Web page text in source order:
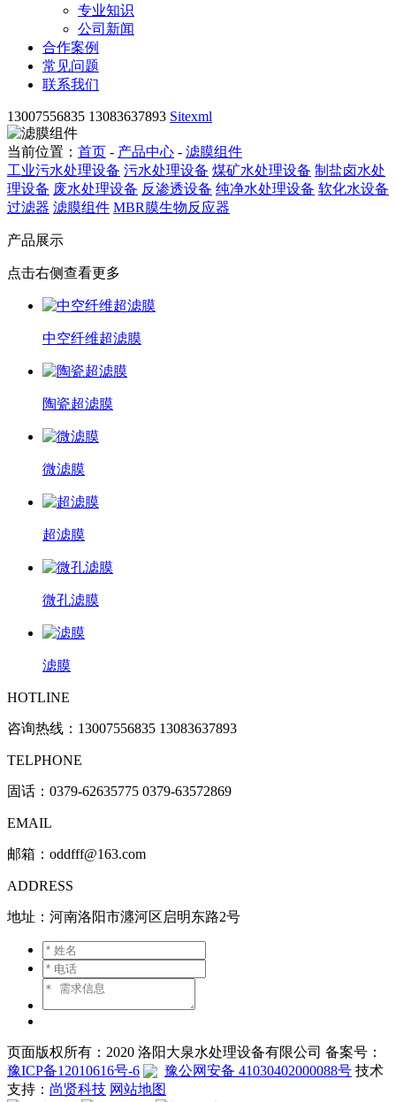
专业知识
公司新闻
合作案例
常见问题
联系我们
13007556835 13083637893 Sitexml
当前位置： 首页 - 产品中心 - 滤膜组件
工业污水处理设备 污水处理设备 煤矿水处理设备 制盐卤水处
理设备 废水处理设备 反渗透设备 纯净水处理设备 软化水设备
过滤器 滤膜组件 MBR膜生物反应器
产品展示
点击右侧查看更多
中空纤维超滤膜
陶瓷超滤膜
微滤膜
超滤膜
微孔滤膜
滤膜
HOTLINE
咨询热线： 13007556835 13083637893
TELPHONE
固话：0379-62635775 0379-63572869
EMAIL
邮箱：oddfff@163.com
ADDRESS
地址：河南洛阳市瀍河区启明东路2号
页面版权所有：2020 洛阳大泉水处理设备有限公司 备案号：
豫ICP备12010616号-6
豫公网安备 41030402000088号 技术
支持： 尚贤科技 网站地图